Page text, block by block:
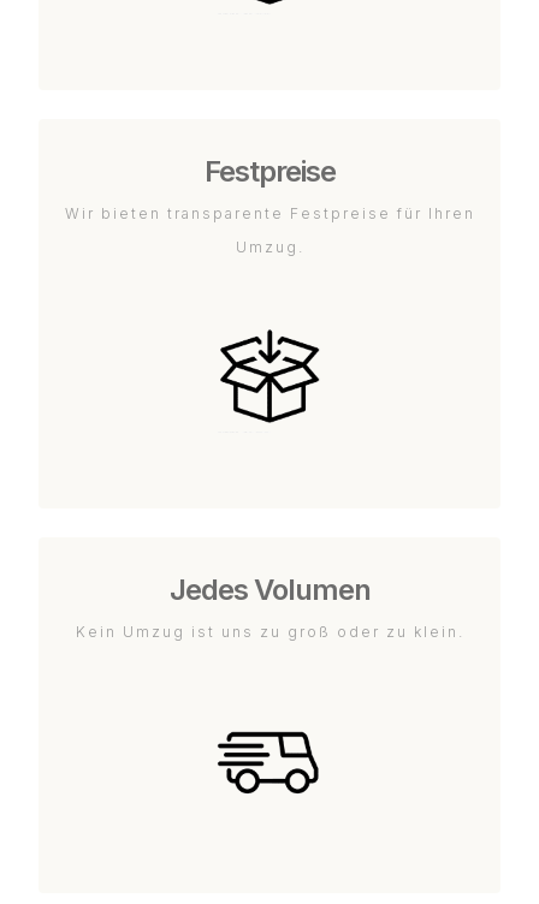
Festpreise
Wir bieten transparente Festpreise für Ihren
Umzug.
Jedes Volumen
Kein Umzug ist uns zu groß oder zu klein.